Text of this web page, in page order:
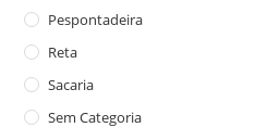
Pespontadeira
Reta
Sacaria
Sem Categoria